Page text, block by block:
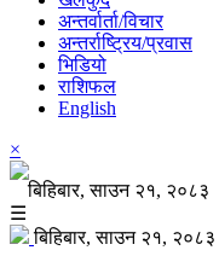
अन्तर्वार्ता/विचार
अन्तर्राष्ट्रिय/प्रवास
भिडियो
राशिफल
English
×
बिहिबार, साउन २१, २०८३
☰
बिहिबार, साउन २१, २०८३